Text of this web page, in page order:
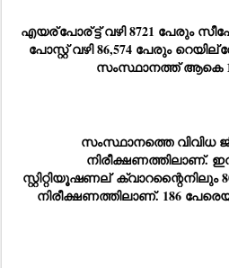
എയര്പോര്ട്ട് വഴി 8721 പേരും
പോസ്റ്റ് വഴി 86,574 പേരും റെയില്
സംസ്ഥാനത്ത് ആകെ
സംസ്ഥാനത്തെ വിവിധ
നിരീക്ഷണത്തിലാണ്.
സ്റ്റിറ്റിയൂഷണല് ക്വാറന്റൈനിലും
നിരീക്ഷണത്തിലാണ്. 186